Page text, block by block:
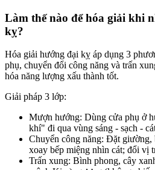
Làm thế nào để hóa giải khi
kỵ?
Hóa giải hướng đại kỵ áp dụng 3
phụ, chuyển đổi công năng và trấn
hóa năng lượng xấu thành tốt.
Giải pháp 3 lớp:
Mượn hướng: Dùng cửa phụ ở
khí" đi qua vùng sáng - sạch -
Chuyển công năng: Đặt giường,
xoay bếp miệng nhìn cát; đổi vị
Trấn xung: Bình phong, cây